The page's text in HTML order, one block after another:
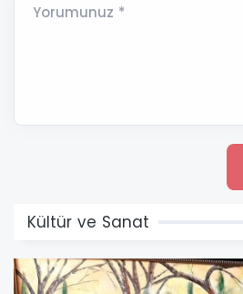
Yorumunuz *
Kültür ve Sanat